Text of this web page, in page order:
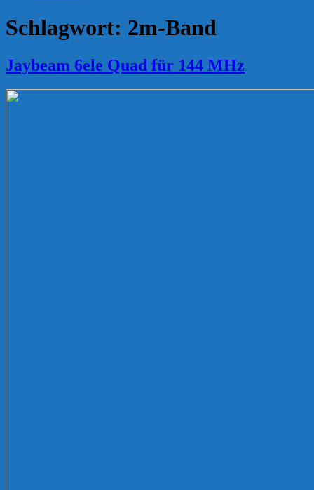
Schlagwort: 2m-Band
Jaybeam 6ele Quad für 144 MHz